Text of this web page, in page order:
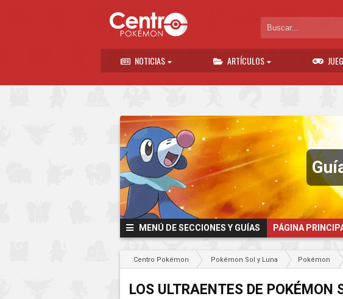
NOTICIAS ARTÍCULOS
MENÚ DE SECCIONES Y GUÍAS PÁGINA
Centro Pokémon Pokémon Sol y Luna Pokémon
LOS ULTRAENTES DE POKÉMON